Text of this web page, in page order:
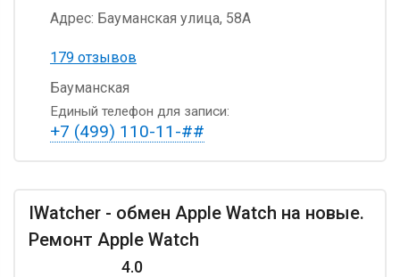
Адрес: Бауманская улица, 58А
179 отзывов
Бауманская
Единый телефон для записи:
+7 (499) 110-11-##
IWatcher - обмен Apple Watch на новые.
Ремонт Apple Watch
4.0